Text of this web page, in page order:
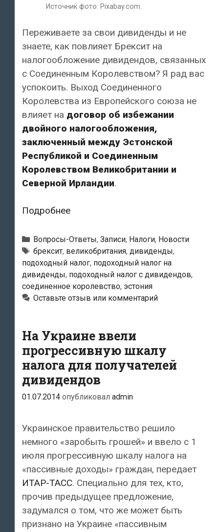
Источник фото: Pixabay.com.
Переживаете за свои дивиденды и не
знаете, как повлияет Брексит на
налогообложение дивидендов, связанных
с Соединенным Королевством? Я рад вас
успокоить. Выход Соединенного
Королевства из Европейского союза не
влияет на договор об избежании
двойного налогообложения,
заключенный между Эстонской
Республикой и Соединенным
Королевством Великобритании и
Северной Ирландии.
ПодробнееКак
Брексита
изменится
налогообложение
подоходным
налогом
в
Соединенным
Королевством?
Рубрики
Вопросы-Ответы, Записи, Налоги, Новости
Метки
брексит, великобритания, дивиденды,
подоходный налог, подоходный налог на
дивиденды, подоходный налог с дивидендов,
соединенное королевство, эстония
Оставьте отзыв или комментарий
На Украине ввели
прогрессивную шкалу
налога для получателей
дивидендов
01.07.2014 опубликовал admin
Украинское правительство решило
немного «заробыть грошей» и ввело с 1
июля прогрессивную шкалу налога на
«пассивные доходы» граждан, передает
ИТАР-ТАСС. Специально для тех, кто,
прочив предыдущее предложение,
задумался о том, что же может быть
признано на Украине «пассивным